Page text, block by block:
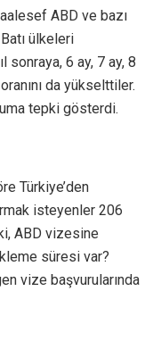
ABD ve bazı
ülkeleri
sonraya, 6 ay, 7 ay, 8
da yükselttiler.
tepki gösterdi.
Türkiye’den
isteyenler 206
ABD vizesine
süresi var?
vize başvurularında